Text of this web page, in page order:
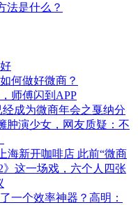
法是什么？
何做好微商？
师傅闪到APP
成为微商年会之戛纳分
肿演少女，网友质疑：不
海新开咖啡店 此前“微商
这一场戏，六个人四张
一个效率神器？高明：